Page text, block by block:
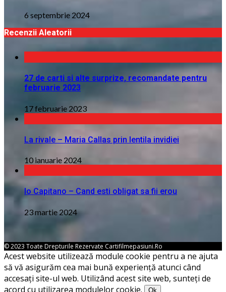
6 septembrie 2024
Recenzii Aleatorii
27 de carti si alte surprize, recomandate pentru
februarie 2023
17 februarie 2023
La rivale – Maria Callas prin lentila invidiei
10 ianuarie 2024
Io Capitano – Cand esti obligat sa fii erou
23 martie 2024
© 2023 Toate Drepturile Rezervate Cartifilmepasiuni.ro
Acest website utilizează module cookie pentru a ne ajuta
să vă asigurăm cea mai bună experiență atunci când
accesați site-ul web. Utilizând acest site web, sunteți de
acord cu utilizarea modulelor cookie.
Ok